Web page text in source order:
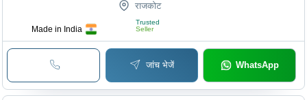
Made in India
राजकोट
Trusted
Seller
जांच भेजें WhatsApp